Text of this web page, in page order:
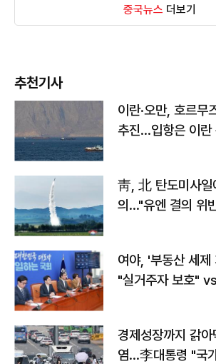
중국뉴스 더보기
추천기사
이란·오만, 호르무
추진…입항은 이란
靑, 北 탄도미사일
의…"유엔 결의 위
여야, '부동산 세
"실거주자 보호"
경제성장까지 갉
염…李대통령 "국